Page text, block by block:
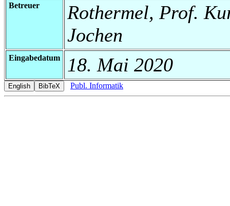
Betreuer
Rothermel, Prof.
Jochen
Eingabedatum 18. Mai 2020
Publ. Informatik